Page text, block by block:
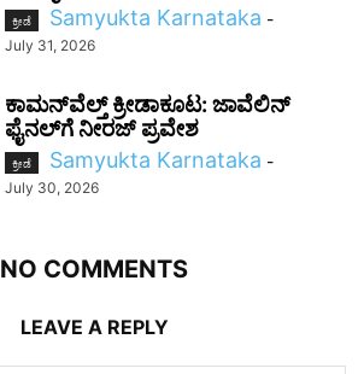
ಕ್ರೀಡೆ Samyukta Karnataka -
July 31, 2026
ಕಾಮನ್‌ವೆಲ್ತ್ ಕ್ರೀಡಾಕೂಟ: ಜಾವೆಲಿನ್
ಫೈನಲ್‌ಗೆ ನೀರಜ್ ಪ್ರವೇಶ
ಕ್ರೀಡೆ Samyukta Karnataka -
July 30, 2026
NO COMMENTS
LEAVE A REPLY